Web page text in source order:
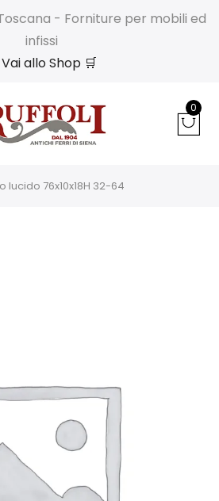
- Forniture per mobili ed
infissi
allo Shop 🛒
0
lucido 76x10x18H 32-64